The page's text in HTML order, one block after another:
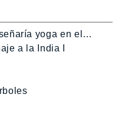
yoga en el…
a la India I